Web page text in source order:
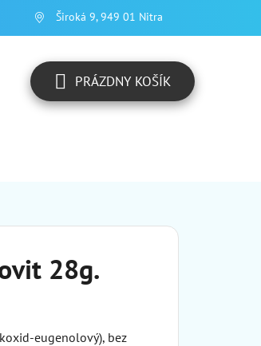
Široká 9, 949 01 Nitra
NÁKUPNÝ
PRÁZDNY KOŠÍK
28g.
eugenolový), bez